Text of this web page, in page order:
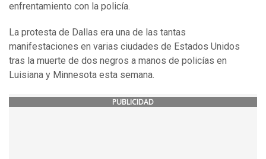
enfrentamiento con la policía.
La protesta de Dallas era una de las tantas
manifestaciones en varias ciudades de Estados Unidos
tras la muerte de dos negros a manos de policías en
Luisiana y Minnesota esta semana.
PUBLICIDAD